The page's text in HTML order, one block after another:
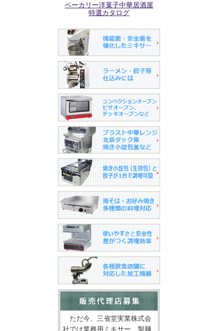
ベーカリー洋菓子中華居酒屋
特選カタログ
ただ今、三省堂実業株式会
社では業務用ミキサー、製麺